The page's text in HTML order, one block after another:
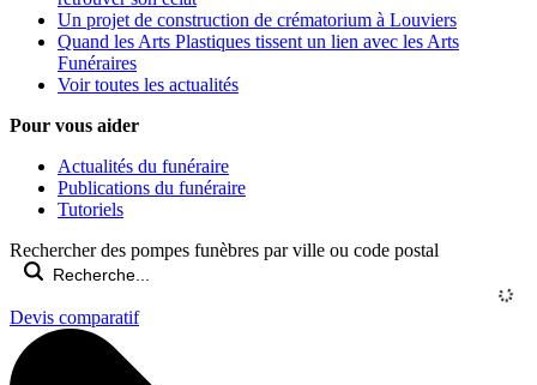
Un projet de construction de crématorium à Louviers
Quand les Arts Plastiques tissent un lien avec les Arts
Funéraires
Voir toutes les actualités
Pour vous aider
Actualités du funéraire
Publications du funéraire
Tutoriels
Rechercher des pompes funèbres par ville ou code postal
Devis comparatif